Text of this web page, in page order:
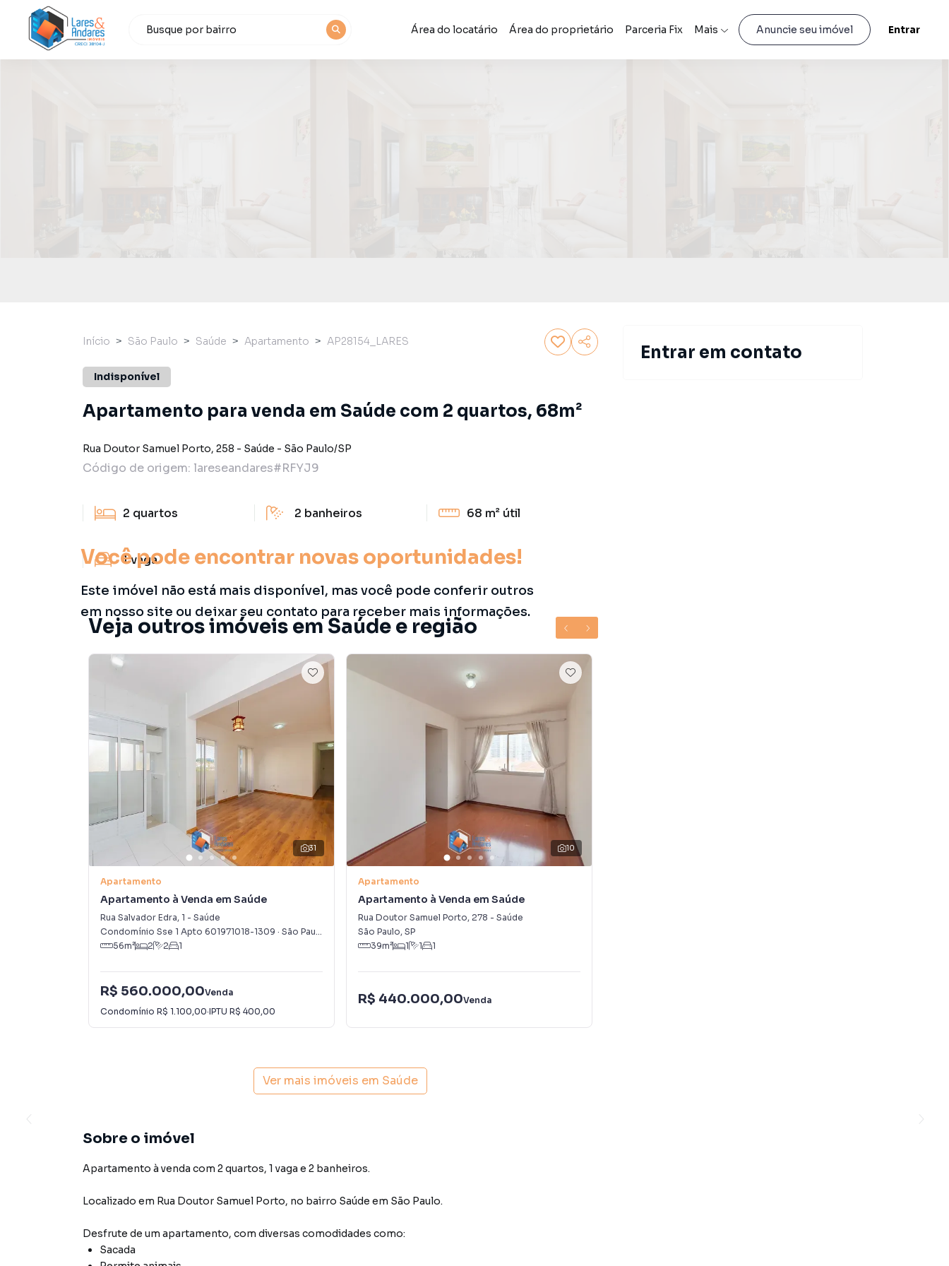
Área do locatário Área do proprietário Parceria Fix Mais Anuncie seu imóvel Entrar
Você pode encontrar novas oportunidades!
Este imóvel não está mais disponível, mas você pode conferir outros
em nosso site ou deixar seu contato para receber mais informações.
Início São Paulo Saúde Apartamento AP28154_LARES
Indisponível
Apartamento para venda em Saúde com 2 quartos, 68m²
Rua Doutor Samuel Porto, 258 - Saúde - São Paulo/SP
Código de origem: lareseandares#RFYJ9
2 quartos 2 banheiros 68 m² útil
1vaga
Veja outros imóveis em Saúde e região
31
Apartamento
Apartamento à Venda em Saúde
Rua Salvador Edra, 1 - Saúde
Condomínio Sse 1 Apto 601971018-1309 · São Paulo
56m² 2 2 1
R$ 560.000,00Venda
Condomínio R$ 1.100,00·IPTU R$ 400,00
10
Apartamento
Apartamento à Venda em Saúde
Rua Doutor Samuel Porto, 278 - Saúde
São Paulo, SP
39m² 1 1 1
R$ 440.000,00Venda
Ver mais imóveis em Saúde
Sobre o imóvel
Apartamento à venda com 2 quartos, 1 vaga e 2 banheiros.
Localizado em Rua Doutor Samuel Porto, no bairro Saúde em São Paulo.
Desfrute de um apartamento, com diversas comodidades como:
Sacada
Entrar em contato